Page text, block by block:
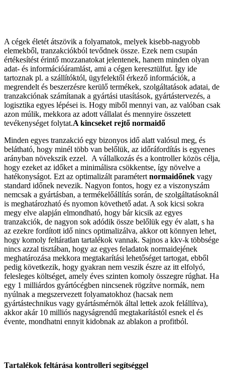
A cégek életét átszövik a folyamatok, melyek kisebb-nagyobb
elemekből, tranzakciókból tevődnek össze. Ezek nem csupán
értékesítést érintő mozzanatokat jelentenek, hanem minden olyan
adat- és információáramlást, ami a cégen keresztülfut. Így ide
tartoznak pl. a szállítóktól, ügyfelektől érkező információk, a
megrendelt és beszerzésre kerülő termékek, szolgáltatások adatai, de
tranzakciónak számítanak a gyártási utasítások, gyártástervezés, a
logisztika egyes lépései is. Hogy miből mennyi van, az valóban csak
azon múlik, mekkora az adott vállalat és mennyire összetett
tevékenységet folytat.A kincseket rejtő normaidő
Minden egyes tranzakció egy bizonyos idő alatt valósul meg, és
belátható, hogy minél több van belőlük, az időráfordítás is egyenes
arányban növekszik ezzel. A vállalkozás és a kontroller közös célja,
hogy ezeket az időket a minimálisra csökkentse, így növelve a
hatékonyságot. Ezt az optimalizált paramétert normaidőnek vagy
standard időnek nevezik. Nagyon fontos, hogy ez a viszonyszám
nemcsak a gyártásban, a termékelőállítás során, de szolgáltatásoknál
is meghatározható és nyomon követhető adat. A sok kicsi sokra
megy elve alapján elmondható, hogy bár kicsik az egyes
tranzakciók, de nagyon sok adódik össze belőlük egy év alatt, s ha
az ezekre fordított idő nincs optimalizálva, akkor ott könnyen lehet,
hogy komoly feltáratlan tartalékok vannak. Sajnos a kkv-k többsége
nincs azzal tisztában, hogy az egyes feladatok normaidejének
meghatározása mekkora megtakarítási lehetőséget tartogat, ebből
pedig következik, hogy gyakran nem veszik észre az itt elfolyó,
felesleges költséget, amely éves szinten komoly összegre rúghat. Ha
egy 1 milliárdos gyártócégben nincsenek rögzítve normák, nem
nyúlnak a megszervezett folyamatokhoz (hacsak nem
gyártástechnikus vagy gyártásmérnök által lettek azok felállítva),
akkor akár 10 milliós nagyságrendű megtakarítástól esnek el és
évente, mondhatni ennyit kidobnak az ablakon a profitból.
Tartalékok feltárása kontrolleri segítséggel